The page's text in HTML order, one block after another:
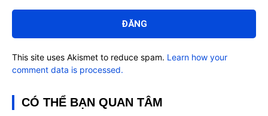
luận:
This site uses Akismet to reduce spam. Learn how your
comment data is processed.
CÓ THỂ BẠN QUAN TÂM